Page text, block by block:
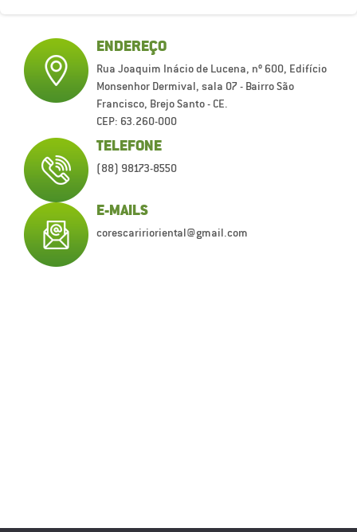
ENDEREÇO
Rua Joaquim Inácio de Lucena, nº 600, Edifício
Monsenhor Dermival, sala 07 - Bairro São
Francisco, Brejo Santo - CE.
CEP: 63.260-000
TELEFONE
(88) 98173-8550
E-MAILS
corescaririoriental@gmail.com